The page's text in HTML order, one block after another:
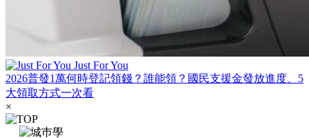
Just For You
2026普發1萬何時登記領錢？誰能領？國民支援金發放進度、5
大領取方式一次看
×